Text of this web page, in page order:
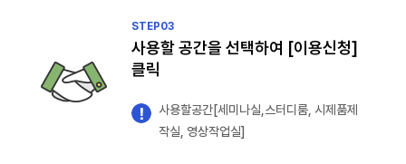
STEP03
사용할 공간을 선택하여 [이용신청]
클릭
사용할공간[세미나실,스터디룸, 시제품제
작실, 영상작업실]